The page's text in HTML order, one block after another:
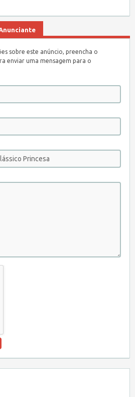
sobre este anúncio, preencha o
enviar uma mensagem para o